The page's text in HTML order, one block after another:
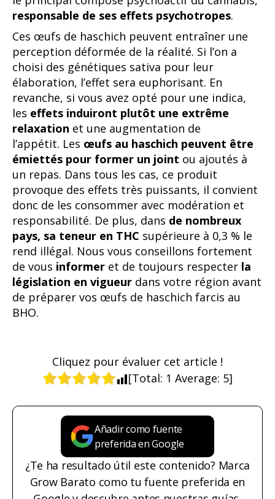
responsable de ses effets psychotropes.
Ces œufs de haschich peuvent entraîner une
perception déformée de la réalité. Si l’on a
choisi des génétiques sativa pour leur
élaboration, l’effet sera euphorisant. En
revanche, si vous avez opté pour une indica,
les effets induiront plutôt une extrême
relaxation et une augmentation de
l’appétit. Les œufs au haschich peuvent être
émiettés pour former un joint ou ajoutés à
un repas. Dans tous les cas, ce produit
provoque des effets très puissants, il convient
donc de les consommer avec modération et
responsabilité. De plus, dans de nombreux
pays, sa teneur en THC supérieure à 0,3 % le
rend illégal. Nous vous conseillons fortement
de vous informer et de toujours respecter la
législation en vigueur dans votre région avant
de préparer vos œufs de haschich farcis au
BHO.
Cliquez pour évaluer cet article !
[Total: 1 Average: 5]
Añadir como fuente
preferida en Google
¿Te ha resultado útil este contenido? Marca
Grow Barato como tu fuente preferida en